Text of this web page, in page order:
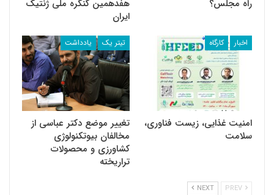
راه مجلس؟
هفدهمین گنگره ملی ژنتیک
ایران
اخبار کارگاه
امنیت غذایی، زیست فناوری،
سلامت
تیتر یک یادداشت
تغییر موضع دکتر عباسی از
مخالفان بیوتکنولوژی
کشاورزی و محصولات
تراریخته
NEXT